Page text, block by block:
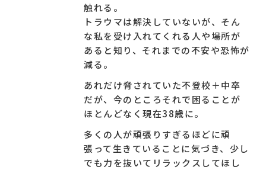
▼こんな方に向いています
・現在不登校やホームエデュケーション、行きし
ぶりのお子さんの保護者
・フリースクール・オルタナティブスクール関係
者、または学校関係者の方
・今現在、学校や職場で辛さを感じている方
▼こんなことが得られます
・不登校状態の子どもたちへの接し方
・将来への見通し
・「悩んでいるのは自分だけではない」という実
触れる。
トラウマは解決していないが、そん
な私を受け入れてくれる人や場所が
あると知り、それまでの不安や恐怖が
減る。
あれだけ脅されていた不登校＋中卒
だが、今のところそれで困ることが
ほとんどなく現在38歳に。
多くの人が頑張りすぎるほどに頑
張って生きていることに気づき、少し
でも力を抜いてリラックスしてほし